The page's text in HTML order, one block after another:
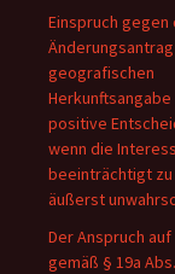
Einspruch gegen
geografischen
positive
wenn die
beeinträchtigt
äußerst
Der Anspruch
gemäß § 19a